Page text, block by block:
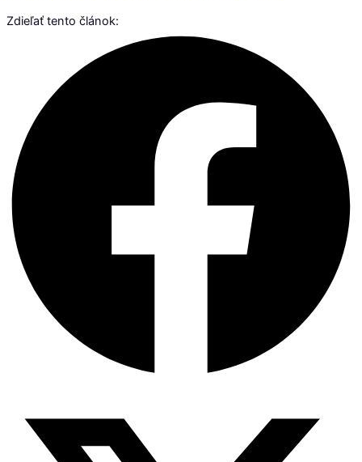
Zdieľať tento článok: